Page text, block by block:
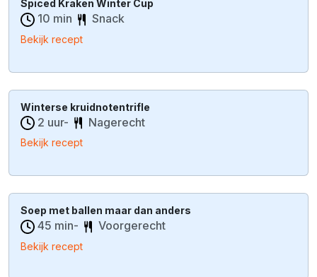
Spiced Kraken Winter Cup
10 min Snack
Bekijk recept
Winterse kruidnotentrifle
2 uur- Nagerecht
Bekijk recept
Soep met ballen maar dan anders
45 min- Voorgerecht
Bekijk recept